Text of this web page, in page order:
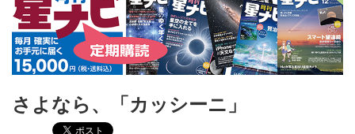
さよなら、「カッシーニ」